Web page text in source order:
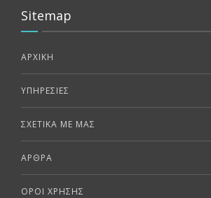
Sitemap
ΑΡΧΙΚΗ
ΥΠΗΡΕΣΊΕΣ
ΣΧΕΤΙΚΑ ΜΕ ΜΑΣ
ΆΡΘΡΑ
ΌΡΟΙ ΧΡΉΣΗΣ